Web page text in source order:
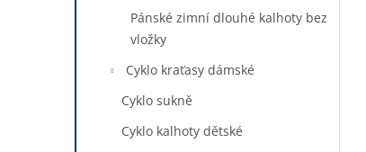
Pánské zimní dlouhé kalhoty bez
vložky
Cyklo kraťasy dámské
Cyklo sukně
Cyklo kalhoty dětské